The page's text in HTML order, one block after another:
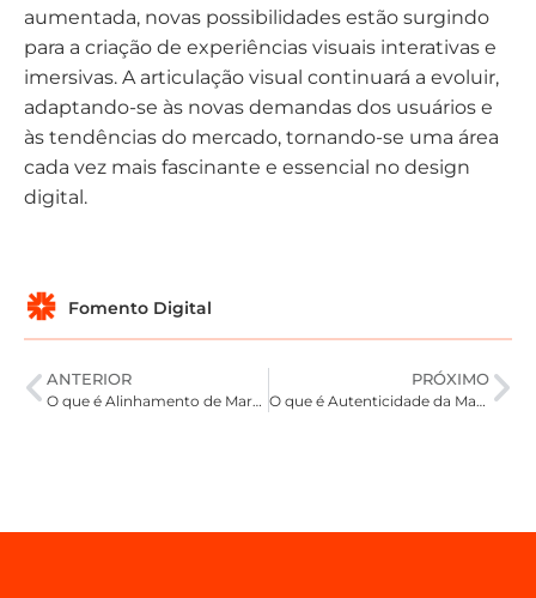
aumentada, novas possibilidades estão surgindo
para a criação de experiências visuais interativas e
imersivas. A articulação visual continuará a evoluir,
adaptando-se às novas demandas dos usuários e
às tendências do mercado, tornando-se uma área
cada vez mais fascinante e essencial no design
digital.
Fomento Digital
ANTERIOR
O que é Alinhamento de Marca
PRÓXIMO
O que é Autenticidade da Marca